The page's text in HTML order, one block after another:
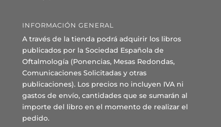
INFORMACIÓN GENERAL
A través de la tienda podrá adquirir los libros
publicados por la Sociedad Española de
Oftalmología (Ponencias, Mesas Redondas,
Comunicaciones Solicitadas y otras
publicaciones). Los precios no incluyen IVA ni
gastos de envío, cantidades que se sumarán al
importe del libro en el momento de realizar el
pedido.